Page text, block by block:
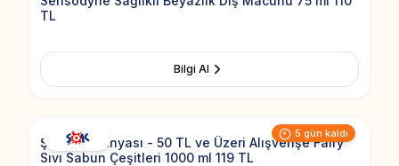
TL
Bilgi Al
5 gün kaldı
Add to
Şok Kampanyası - 50 TL ve Üzeri Alışverişe Fairy
Sıvı Sabun Çeşitleri 1000 ml 119 TL